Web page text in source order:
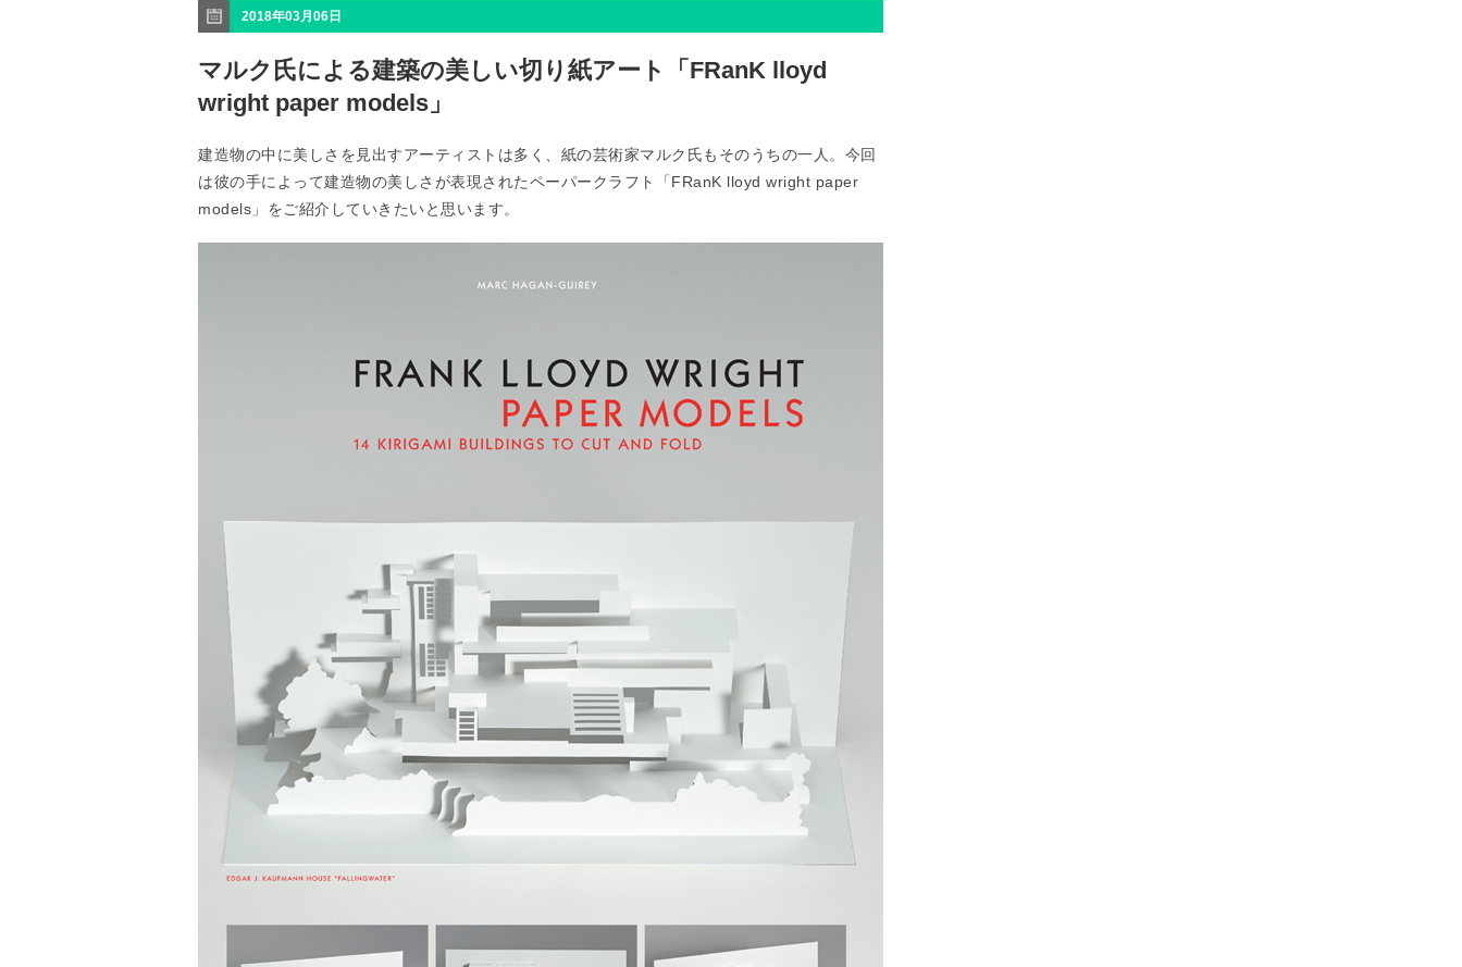
2018年03月06日
マルク氏による建築の美しい切り紙アート「FRanK lloyd
wright paper models」
建造物の中に美しさを見出すアーティストは多く、紙の芸術家マルク氏もそのうちの一人。今回
は彼の手によって建造物の美しさが表現されたペーパークラフト「FRanK lloyd wright paper
models」をご紹介していきたいと思います。